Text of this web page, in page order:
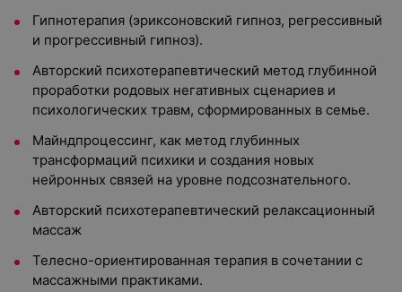
Гипнотерапия (эриксоновский гипноз, регрессивный
и прогрессивный гипноз).
Авторский психотерапевтический метод глубинной
проработки родовых негативных сценариев и
психологических травм, сформированных в семье.
Майндпроцессинг, как метод глубинных
трансформаций психики и создания новых
нейронных связей на уровне подсознательного.
Авторский психотерапевтический релаксационный
массаж
Телесно-ориентированная терапия в сочетании с
массажными практиками.